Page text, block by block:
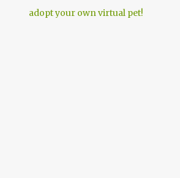
adopt your own virtual pet!